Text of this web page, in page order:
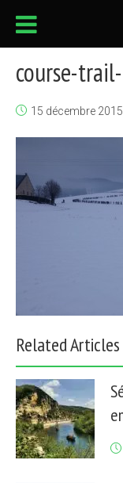
course-
15 décembre 2015
Related Articles